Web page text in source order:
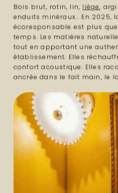
Bois brut, rotin, lin, liège,
enduits minéraux… En 2025,
écoresponsable est plus
temps. Les matières
tout en apportant une
établissement. Elles
confort acoustique. Elles
ancrée dans le fait main, le